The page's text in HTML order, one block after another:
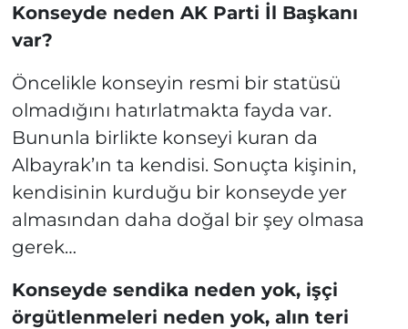
Konseyde neden AK Parti İl Başkanı
var?
Öncelikle konseyin resmi bir statüsü
olmadığını hatırlatmakta fayda var.
Bununla birlikte konseyi kuran da
Albayrak’ın ta kendisi. Sonuçta kişinin,
kendisinin kurduğu bir konseyde yer
almasından daha doğal bir şey olmasa
gerek…
Konseyde sendika neden yok, işçi
örgütlenmeleri neden yok, alın teri